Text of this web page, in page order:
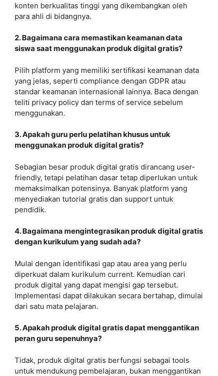
konten berkualitas tinggi yang dikembangkan oleh
para ahli di bidangnya.
2. Bagaimana cara memastikan keamanan data
siswa saat menggunakan produk digital gratis?
Pilih platform yang memiliki sertifikasi keamanan data
yang jelas, seperti compliance dengan GDPR atau
standar keamanan internasional lainnya. Baca dengan
teliti privacy policy dan terms of service sebelum
menggunakan.
3. Apakah guru perlu pelatihan khusus untuk
menggunakan produk digital gratis?
Sebagian besar produk digital gratis dirancang user-
friendly, tetapi pelatihan dasar tetap diperlukan untuk
memaksimalkan potensinya. Banyak platform yang
menyediakan tutorial gratis dan support untuk
pendidik.
4. Bagaimana mengintegrasikan produk digital gratis
dengan kurikulum yang sudah ada?
Mulai dengan identifikasi gap atau area yang perlu
diperkuat dalam kurikulum current. Kemudian cari
produk digital yang dapat mengisi gap tersebut.
Implementasi dapat dilakukan secara bertahap, dimulai
dari satu mata pelajaran.
5. Apakah produk digital gratis dapat menggantikan
peran guru sepenuhnya?
Tidak, produk digital gratis berfungsi sebagai tools
untuk mendukung pembelajaran, bukan menggantikan